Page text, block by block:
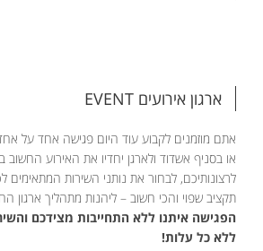
ארגון אירועים EVENT
אתם מוזמנים לקבוע עוד היום פגישה אחד על
או בסניף אשדוד ולארגן יחדיו את האירוע
לרצונותיכם, לבחור את נותני השירות
תקציב שפוי והכי חשוב – ליהנות מתהליך ארגון
הפגישה איתנו ללא התחייבות מצידכם
ללא כל עלות!